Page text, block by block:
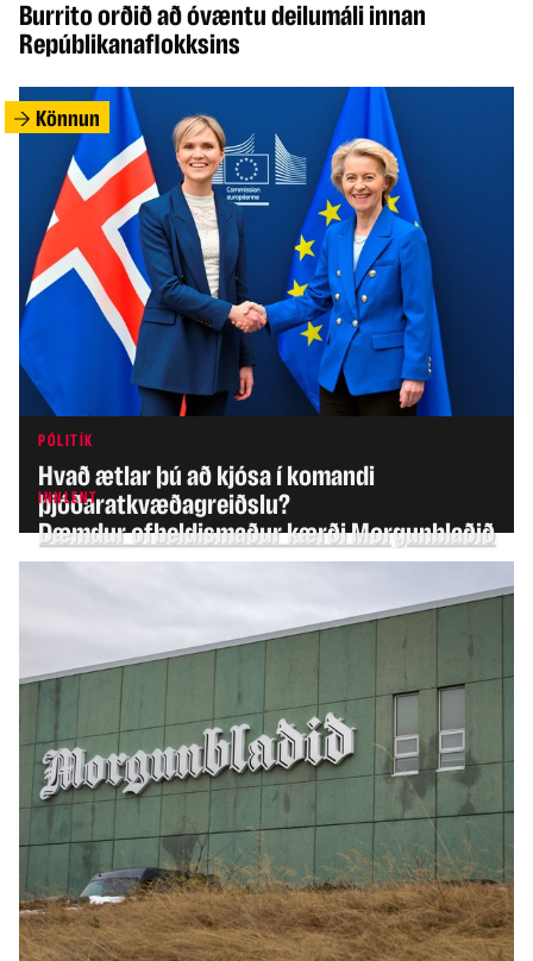
Burrito orðið að óvæntu deilumáli innan
Repúblikanaflokksins
Könnun
PÓLITÍK
Hvað ætlar þú að kjósa í komandi
þjóðaratkvæðagreiðslu?
INNLENT
Dæmdur ofbeldismaður kærði Morgunblaðið
MINNING